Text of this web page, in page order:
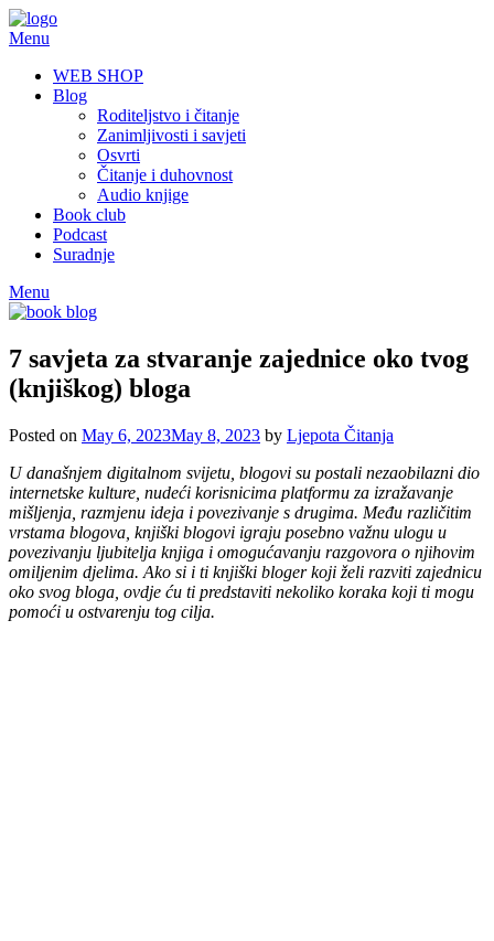
Skip
to
Menu
WEB SHOP
Blog
Roditeljstvo i čitanje
Zanimljivosti i savjeti
Osvrti
Čitanje i duhovnost
Audio knjige
Book club
Podcast
Suradnje
Menu
7 savjeta za stvaranje zajednice oko tvog
(knjiškog) bloga
Posted on May 6, 2023May 8, 2023 by Ljepota Čitanja
U današnjem digitalnom svijetu, blogovi su postali nezaobilazni dio
internetske kulture, nudeći korisnicima platformu za izražavanje
mišljenja, razmjenu ideja i povezivanje s drugima. Među različitim
vrstama blogova, knjiški blogovi igraju posebno važnu ulogu u
povezivanju ljubitelja knjiga i omogućavanju razgovora o njihovim
omiljenim djelima. Ako si i ti knjiški bloger koji želi razviti zajednicu
oko svog bloga, ovdje ću ti predstaviti nekoliko koraka koji ti mogu
pomoći u ostvarenju tog cilja.